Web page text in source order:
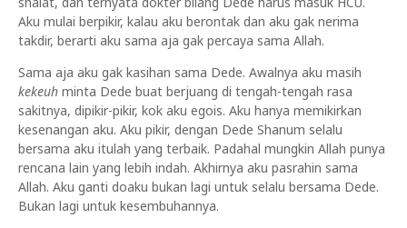
Aku mulai berpikir, kalau aku berontak dan aku gak nerima
takdir, berarti aku sama aja gak percaya sama Allah.
Sama aja aku gak kasihan sama Dede. Awalnya aku masih
kekeuh minta Dede buat berjuang di tengah-tengah rasa
sakitnya, dipikir-pikir, kok aku egois. Aku hanya memikirkan
kesenangan aku. Aku pikir, dengan Dede Shanum selalu
bersama aku itulah yang terbaik. Padahal mungkin Allah punya
rencana lain yang lebih indah. Akhirnya aku pasrahin sama
Allah. Aku ganti doaku bukan lagi untuk selalu bersama Dede.
Bukan lagi untuk kesembuhannya.